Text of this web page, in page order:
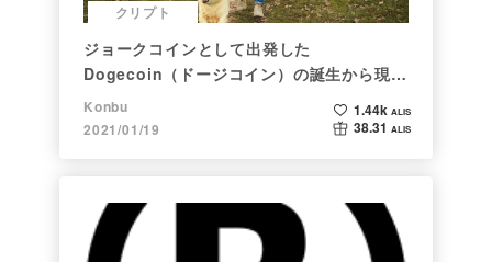
クリプト
ジョークコインとして出発した
Dogecoin（ドージコイン）の誕生から現在
まで。注目される非証券性🐶
Konbu
2021/01/19
1.44k ALIS
38.31 ALIS